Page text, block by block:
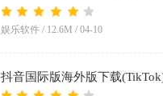
娱乐软件 / 12.6M / 04-10
抖音国际版海外版下载